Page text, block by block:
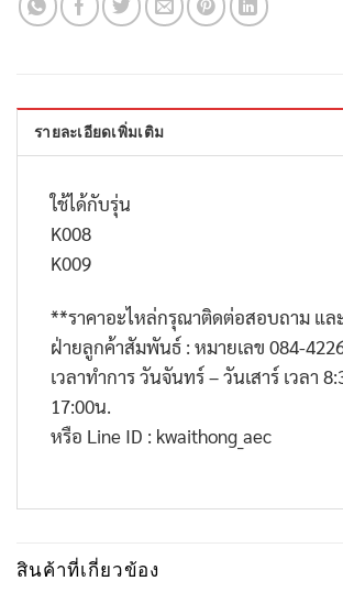
รายละเอียดเพิ่มเติม
ใช้ได้กับรุ่น
K008
K009
**ราคาอะไหล่กรุณาติดต่อสอบถาม แล
ฝ่ายลูกค้าสัมพันธ์ : หมายเลข 084-
เวลาทำการ วันจันทร์ – วันเสาร์ เวลา
17:00น.
หรือ Line ID : kwaithong_aec
สินค้าที่เกี่ยวข้อง